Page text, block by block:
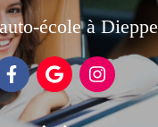
école à Dieppe